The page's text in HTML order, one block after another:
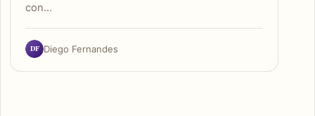
con…
DF Diego Fernandes